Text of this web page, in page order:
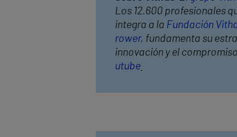
Los 12.600 profesionales
integra a la Fundación
rower, fundamenta su
innovación y el
utube